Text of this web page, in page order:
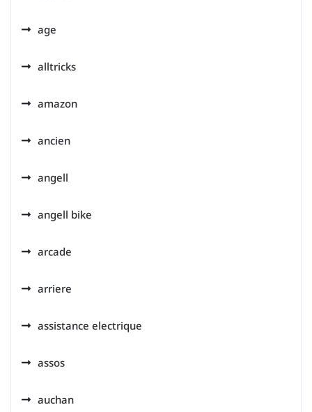
age
alltricks
amazon
ancien
angell
angell bike
arcade
arriere
assistance electrique
assos
auchan